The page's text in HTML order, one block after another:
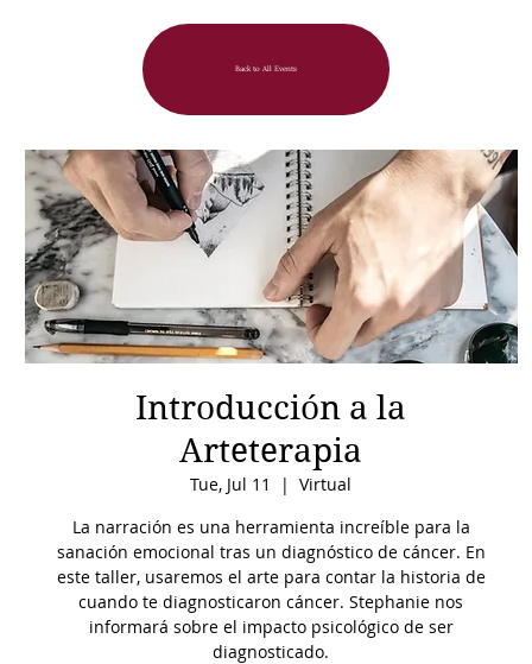
Back to All Events
Introducción a la
Arteterapia
Tue, Jul 11
  |
Virtual
La narración es una herramienta increíble para la
sanación emocional tras un diagnóstico de cáncer. En
este taller, usaremos el arte para contar la historia de
cuando te diagnosticaron cáncer. Stephanie nos
informará sobre el impacto psicológico de ser
diagnosticado.